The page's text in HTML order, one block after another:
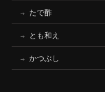
たで酢
とも和え
かつぶし